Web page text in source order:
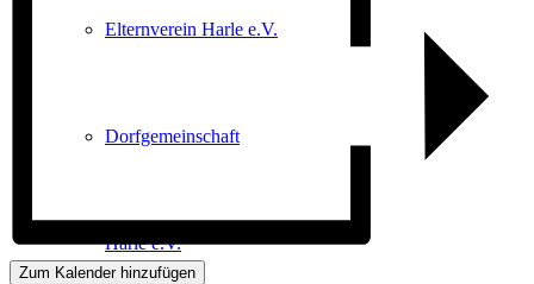
Elternverein Harle e.V.
Dorfgemeinschaft
Harle e.V.
Zum Kalender hinzufügen